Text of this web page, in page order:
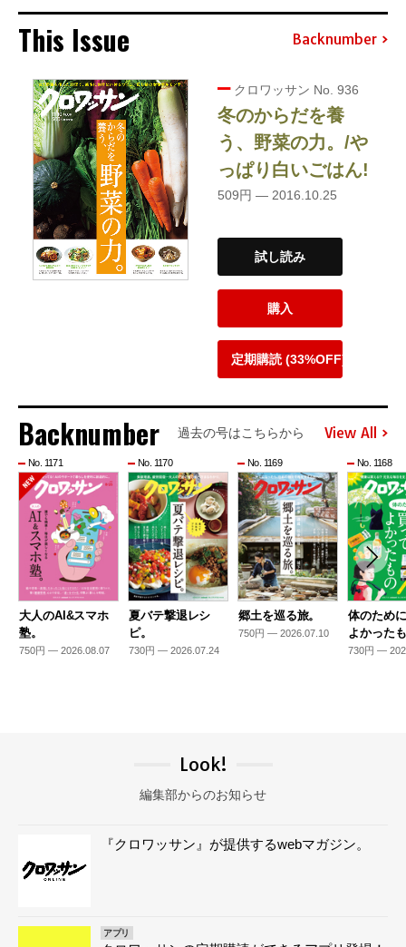
This Issue Backnumber
クロワッサン No. 936
冬のからだを養
う、野菜の力。/や
っぱり白いごはん!
509円 — 2016.10.25
試し読み
購入
定期購読 (33%OFF)
Backnumber 過去の号はこちらから View All
No. 1171
大人のAI&スマホ
塾。
750円 — 2026.08.07
No. 1170
夏バテ撃退レシ
ピ。
730円 — 2026.07.24
No. 1169
郷土を巡る旅。
750円 — 2026.07.10
No. 1168
体のため
よかった
730円 —
Look!
編集部からのお知らせ
『クロワッサン』が提供するwebマガジン。
アプリ